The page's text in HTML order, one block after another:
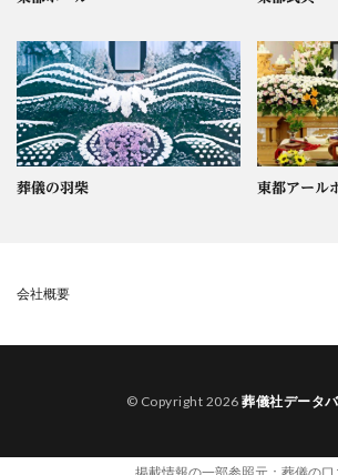
葬儀の羽柴 東都アール
会社概要
© Copyright 2026葬儀社データ